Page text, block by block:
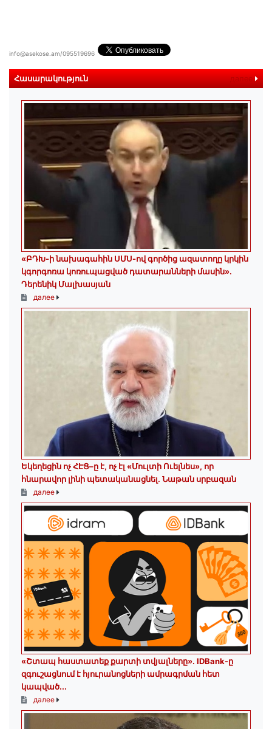
info@asekose.am/095519696
Հասարակություն далее
«ԲԴԽ-ի նախագահին ՍՄՍ-ով գործից ազատողը կրկին
կգորգոռա կոռուպացված դատարանների մասին».
Դերենիկ Մալխասյան
далее
Եկեղեցին ոչ ՀԷՑ–ը է, ոչ էլ «Մուլտի Ուելնես», որ
հնարավոր լինի պետականացնել. Նաթան սրբազան
далее
«Շտապ հաստատեք քարտի տվյալները»․ IDBank-ը
զգուշացնում է հյուրանոցների ամրագրման հետ
կապված...
далее